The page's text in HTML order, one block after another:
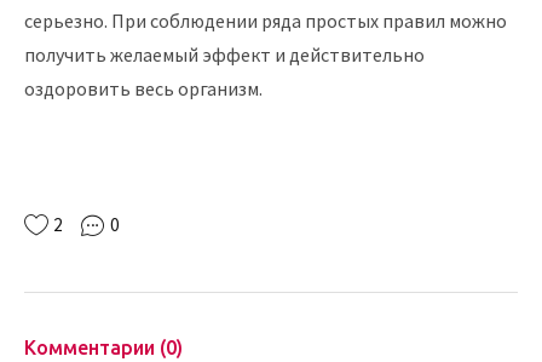
серьезно. При соблюдении ряда простых правил можно
получить желаемый эффект и действительно
оздоровить весь организм.
2 0
Комментарии (0)